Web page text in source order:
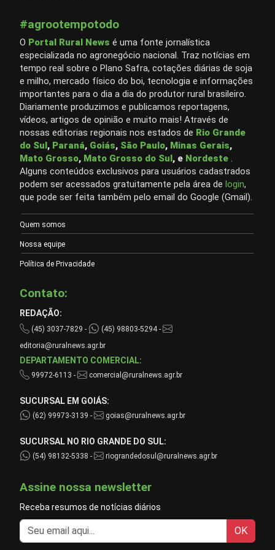
#agrootempotodo
O Portal Rural News é uma fonte jornalística
especializada no agronegócio nacional. Traz notícias em
tempo real sobre o Plano Safra, cotações diárias de soja
e milho, mercado físico do boi, tecnologia e informações
importantes para o dia a dia do produtor rural brasileiro.
Diariamente produzimos e publicamos reportagens,
vídeos, artigos de opinião e muito mais! Através de
nossas editorias regionais nos estados de Rio Grande
do Sul, Paraná, Goiás, São Paulo, Minas Gerais,
Mato Grosso, Mato Grosso do Sul, e Nordeste
Alguns conteúdos exclusivos para usuários cadastrados
podem ser acessados gratuitamente pela área de login,
que pode ser feita também pelo email do Google (Gmail).
Quem somos
Nossa equipe
Política de Privacidade
Contato:
REDAÇÃO:
(45) 3037-7829 -
(45) 98803-5294 -
editoria@ruralnews.agr.br
DEPARTAMENTO COMERCIAL:
99972-6113 - comercial@ruralnews.agr.br
SUCURSAL EM GOIÁS:
(62) 99973-3139 - goias@ruralnews.agr.br
SUCURSAL NO RIO GRANDE DO SUL:
(54) 98132-5338 - riograndedosul@ruralnews.agr.br
Assine nossa newsletter
Receba resumos de notícias diários
OK